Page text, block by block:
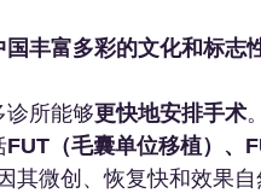
国丰富多彩的文化和标志
诊所能够更快地安排手术。
FUT（毛囊单位移植）、
其微创、恢复快和效果